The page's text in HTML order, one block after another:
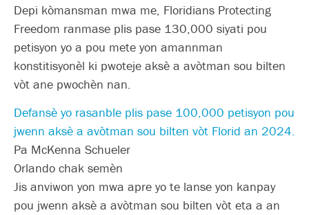
Depi kòmansman mwa me, Floridians Protecting
Freedom ranmase plis pase 130,000 siyati pou
petisyon yo a pou mete yon amannman
konstitisyonèl ki pwoteje aksè a avòtman sou bilten
vòt ane pwochèn nan.
Defansè yo rasanble plis pase 100,000 petisyon pou
jwenn aksè a avòtman sou bilten vòt Florid an 2024.
Pa McKenna Schueler
Orlando chak semèn
Jis anviwon yon mwa apre yo te lanse yon kanpay
pou jwenn aksè a avòtman sou bilten vòt eta a an